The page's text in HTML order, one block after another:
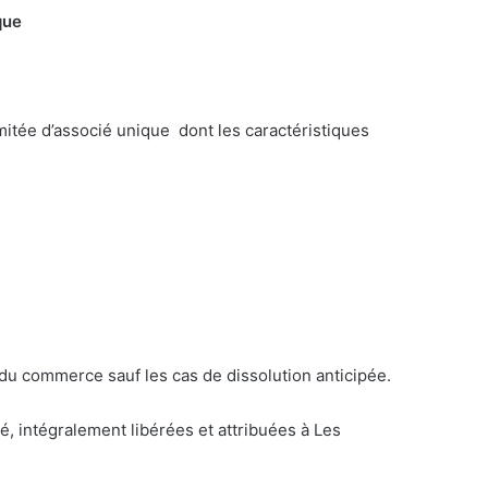
d’associé unique dont les caractéristiques
commerce sauf les cas de dissolution anticipée.
intégralement libérées et attribuées à Les